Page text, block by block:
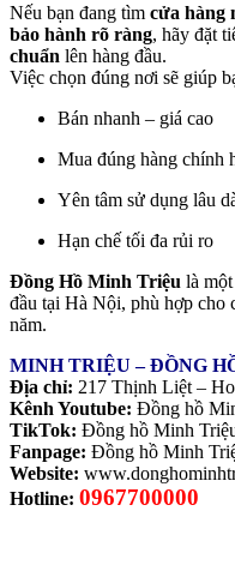
Nếu bạn đang tìm cửa hàng
bảo hành rõ ràng, hãy đặt
chuẩn lên hàng đầu.
Việc chọn đúng nơi sẽ giúp
Bán nhanh – giá cao
Mua đúng hàng chính
Yên tâm sử dụng lâu
Hạn chế tối đa rủi ro
Đồng Hồ Minh Triệu là
đầu tại Hà Nội, phù hợp cho
năm.
MINH TRIỆU – ĐỒNG
Địa chỉ: 217 Thịnh Liệt –
Kênh Youtube: Đồng hồ
TikTok: Đồng hồ Minh
Fanpage: Đồng hồ Minh
Website:
Hotline: 0967700000